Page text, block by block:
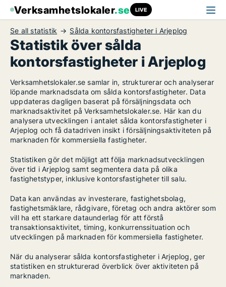
Verksamhetslokaler.se LIVE
Se all statistik Sålda kontorsfastigheter i Arjeplog
Statistik över sålda
kontorsfastigheter i Arjeplog
Verksamhetslokaler.se samlar in, strukturerar och analyserar
löpande marknadsdata om sålda kontorsfastigheter. Data
uppdateras dagligen baserat på försäljningsdata och
marknadsaktivitet på Verksamhetslokaler.se. Här kan du
analysera utvecklingen i antalet sålda kontorsfastigheter i
Arjeplog och få datadriven insikt i försäljningsaktiviteten på
marknaden för kommersiella fastigheter.
Statistiken gör det möjligt att följa marknadsutvecklingen
över tid i Arjeplog samt segmentera data på olika
fastighetstyper, inklusive kontorsfastigheter till salu.
Data kan användas av investerare, fastighetsbolag,
fastighetsmäklare, rådgivare, företag och andra aktörer som
vill ha ett starkare dataunderlag för att förstå
transaktionsaktivitet, timing, konkurrenssituation och
utvecklingen på marknaden för kommersiella fastigheter.
När du analyserar sålda kontorsfastigheter i Arjeplog, ger
statistiken en strukturerad överblick över aktiviteten på
marknaden.